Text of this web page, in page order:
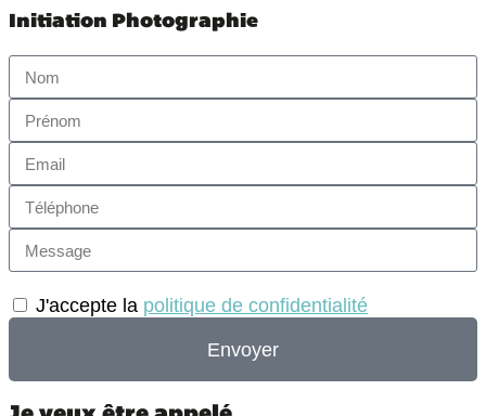
Initiation Photographie
J'accepte la politique de confidentialité
Envoyer